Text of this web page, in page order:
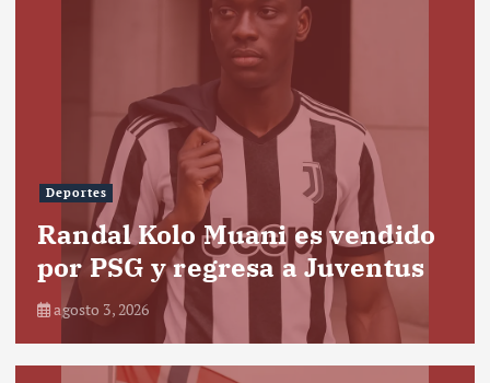
Deportes
Randal Kolo Muani es vendido
por PSG y regresa a Juventus
agosto 3, 2026